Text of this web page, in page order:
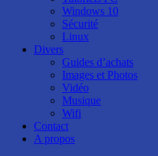
Windows 10
Sécurité
Linux
Divers
Guides d’achats
Images et Photos
Vidéo
Musique
Wifi
Contact
A propos